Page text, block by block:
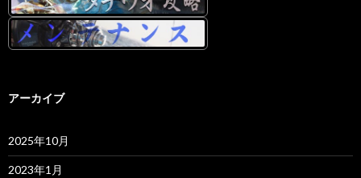
アーカイブ
2025年10月
2023年1月